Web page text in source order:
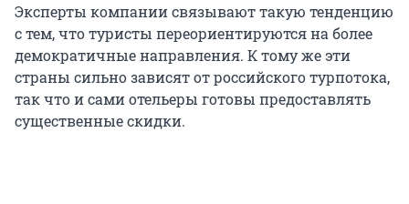
Эксперты компании связывают такую тенденцию
с тем, что туристы переориентируются на более
демократичные направления. К тому же эти
страны сильно зависят от российского турпотока,
так что и сами отельеры готовы предоставлять
существенные скидки.